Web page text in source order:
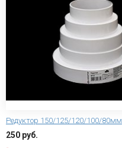
Редуктор 150/125/120/100/80мм
250 руб.